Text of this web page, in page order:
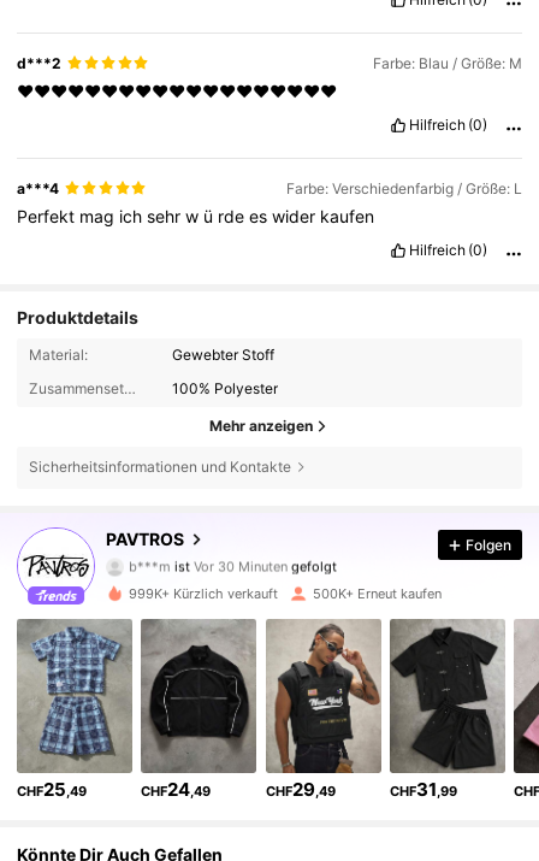
d***2 Farbe: Blau / Größe: M
♥️♥️♥️♥️♥️♥️♥️♥️♥️♥️♥️♥️♥️♥️♥️♥️♥️♥️♥️
Hilfreich (0)
a***4 Farbe: Verschiedenfarbig / Größe: L
Perfekt mag ichsehrw ü rdeeswider kaufen
Hilfreich (0)
Produktdetails
Material:
Gewebter Stoff
Zusammensetzung:
100% Polyester
Mehr anzeigen
Sicherheitsinformationen und Kontakte
PAVTROS
b***mistVor 30 Minuten
i***9ist am Durchsuchen
4,75
4,75 576K Follower
4,75 576K Follower
Folgen
999K+ Kürzlich verkauft 500K+ Erneut kaufen
CHF25,49 CHF24,49 CHF29,49 CHF31,99 CHF
Könnte Dir Auch Gefallen